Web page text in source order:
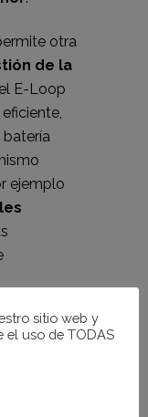
otra
de la
E-Loop
batería
ejemplo
que
a
sitio web y
el uso de TODAS